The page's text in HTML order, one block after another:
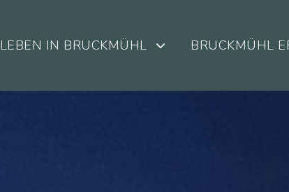
LEBEN IN BRUCKMÜHL BRUCKMÜHL